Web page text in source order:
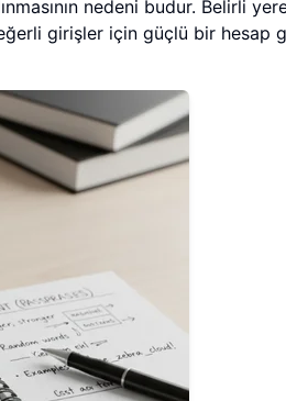
nedeni budur. Belirli
girişler için güçlü bir hesap